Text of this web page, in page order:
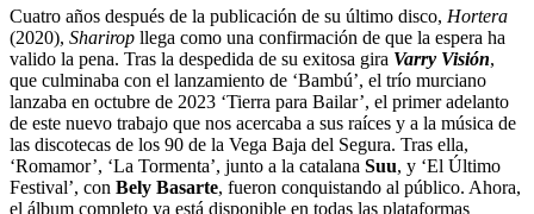
Cuatro años después de la publicación de su último disco, Hortera
(2020), Sharirop llega como una confirmación de que la espera ha
valido la pena. Tras la despedida de su exitosa gira Varry Visión,
que culminaba con el lanzamiento de ‘Bambú’, el trío murciano
lanzaba en octubre de 2023 ‘Tierra para Bailar’, el primer adelanto
de este nuevo trabajo que nos acercaba a sus raíces y a la música de
las discotecas de los 90 de la Vega Baja del Segura. Tras ella,
‘Romamor’, ‘La Tormenta’, junto a la catalana Suu, y ‘El Último
Festival’, con Bely Basarte, fueron conquistando al público. Ahora,
el álbum completo ya está disponible en todas las plataformas